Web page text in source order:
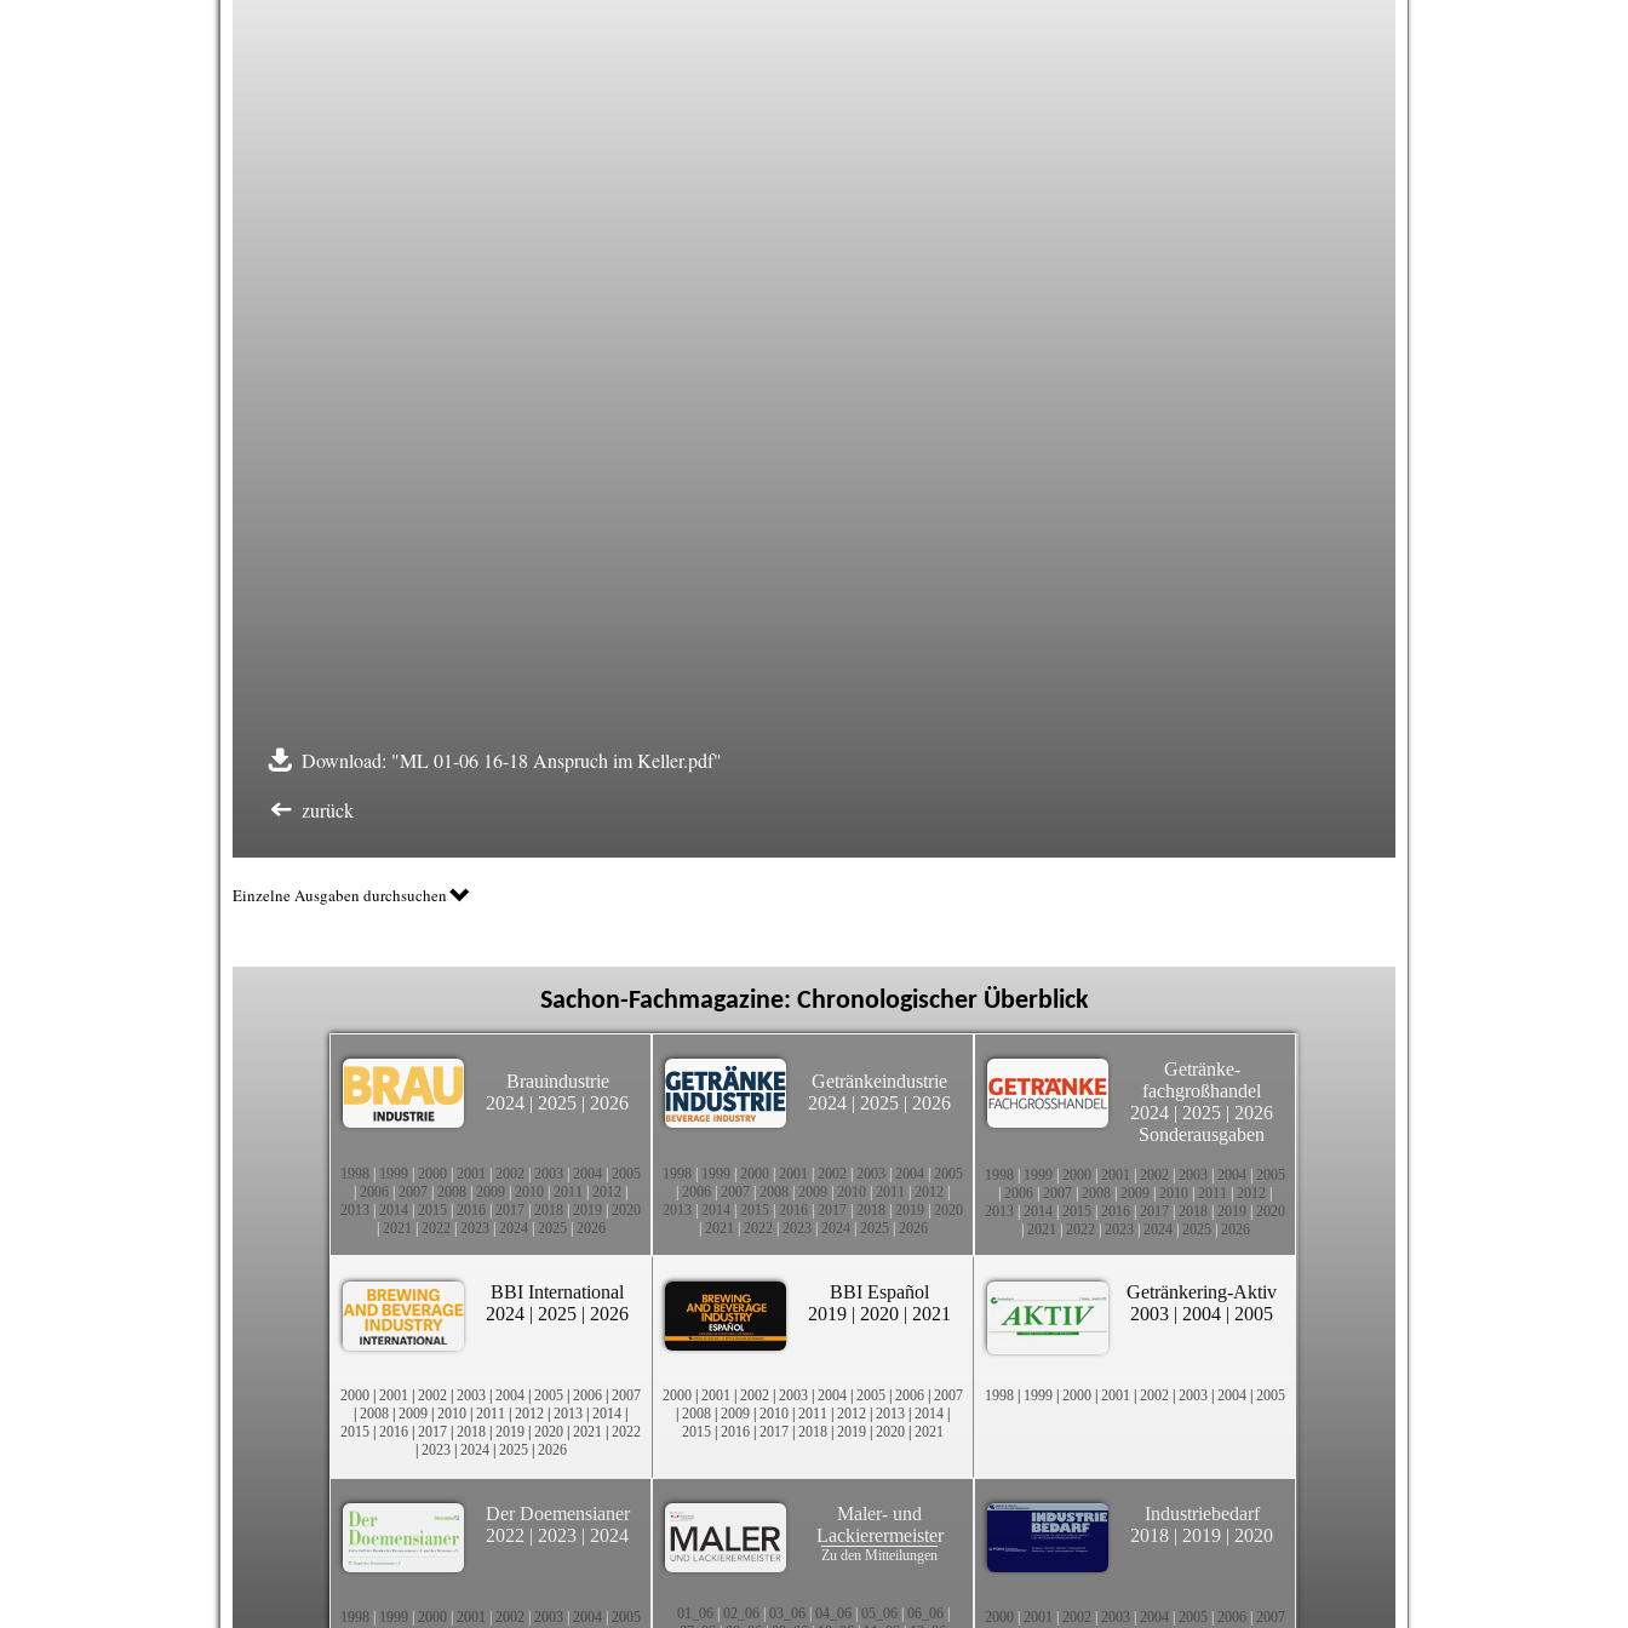
Download: "ML 01-06 16-18 Anspruch im Keller.pdf"
zurück
Einzelne Ausgaben durchsuchen
Sachon-Fachmagazine: Chronologischer Überblick
Brauindustrie
2024 | 2025 | 2026
1998 1999 2000 2001 2002 2003 2004 2005
2006 2007 2008 2009 2010 2011 2012
2013 2014 2015 2016 2017 2018 2019 2020
2021 2022 2023| 2024| 2025| 2026
Getränkeindustrie
2024 | 2025 | 2026
1998 1999 2000 2001 2002 2003 2004 2005
2006 2007 2008 2009 2010 2011 2012
2013 2014 2015 2016 2017 2018 2019 2020
2021 2022 2023| 2024| 2025| 2026
Getränke-
fachgroßhandel
2024 | 2025 | 2026
Sonderausgaben
1998 1999 2000 2001 2002 2003 2004 2005
2006 2007 2008 2009 2010 2011 2012
2013 2014 2015 2016 2017 2018 2019 2020
2021 2022 2023| 2024| 2025| 2026
BBI International
2024 | 2025 | 2026
2000 | 2001 | 2002 | 2003 | 2004 | 2005 | 2006 | 2007
| 2008 | 2009 | 2010 | 2011 | 2012 | 2013 | 2014 |
2015 | 2016 | 2017 | 2018 | 2019 | 2020 | 2021 | 2022
| 2023| 2024| 2025| 2026
BBI Español
2019 | 2020 | 2021
2000 | 2001 | 2002 | 2003 | 2004 | 2005 | 2006 | 2007
| 2008 | 2009 | 2010 | 2011 | 2012 | 2013 | 2014 |
2015 | 2016 | 2017 | 2018 | 2019 | 2020 | 2021
Getränkering-Aktiv
2003 | 2004 | 2005
1998 | 1999 | 2000 | 2001 | 2002 | 2003 | 2004 | 2005
Der Doemensianer
2022 | 2023 | 2024
1998 1999 2000 2001 2002 2003 2004 2005
Maler- und
Lackierermeister
Zu den Mitteilungen
01_06| 02_06| 03_06| 04_06| 05_06| 06_06|
Industriebedarf
2018 | 2019 | 2020
2000 2001 2002 2003 2004 2005 2006 2007